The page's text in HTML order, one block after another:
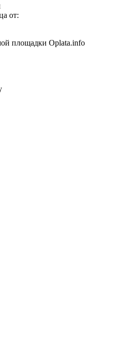
от:
площадки Oplata.info